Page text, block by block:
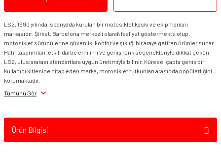
LS2, 1990 yılında İspanya'da kurulan bir motosiklet kaskı ve ekipmanları
markasıdır. Şirket, Barcelona merkezli olarak faaliyet göstermekte olup,
motosiklet sürücülerine güvenlik, konfor ve şıklığı bir araya getiren ürünler sunar.
Hafif tasarımları, etkili darbe emilimi ve geniş renk seçenekleriyle dikkat çeken
LS2, uluslararası standartlara uygun üretimiyle bilinir. Küresel çapta geniş bir
kullanıcı kitlesine hitap eden marka, motosiklet tutkunları arasında popülerliğini
korumaktadır.
Tümünü Gör
Ürün Bilgisi